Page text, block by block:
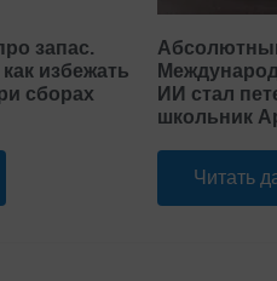
запас.
избежать
сборах
ИИ стал
школьник
Читать